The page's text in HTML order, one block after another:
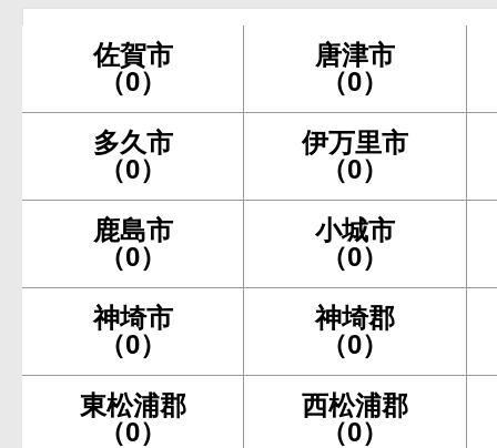
佐賀市
（0）
唐津市
（0）
多久市
（0）
伊万里市
（0）
鹿島市
（0）
小城市
（0）
神埼市
（0）
神埼郡
（0）
東松浦郡
（0）
西松浦郡
（0）